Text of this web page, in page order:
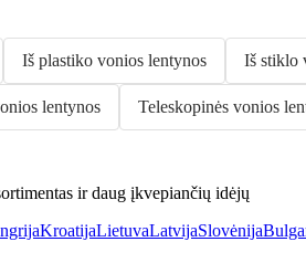
Iš plastiko vonios lentynos Iš stiklo
lentynos Teleskopinės vonios
ir daug įkvepiančių idėjų
KroatijaLietuvaLatvijaSlovėnija